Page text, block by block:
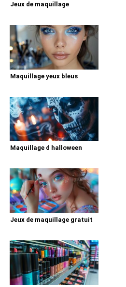
Jeux de maquillage
Maquillage yeux bleus
Maquillage d halloween
Jeux de maquillage gratuit